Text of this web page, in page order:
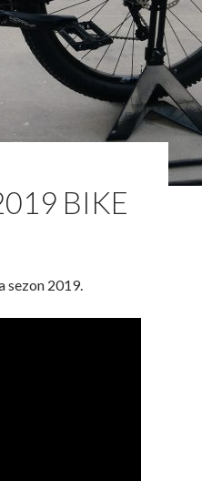
BIKE
sezon 2019.